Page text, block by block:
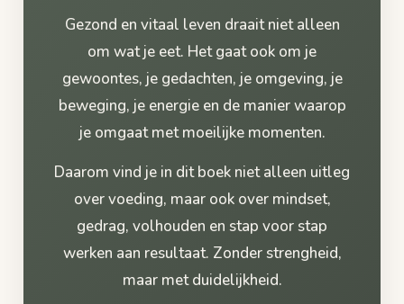
Gezond en vitaal leven draait niet alleen
om wat je eet. Het gaat ook om je
gewoontes, je gedachten, je omgeving, je
beweging, je energie en de manier waarop
je omgaat met moeilijke momenten.
Daarom vind je in dit boek niet alleen uitleg
over voeding, maar ook over mindset,
gedrag, volhouden en stap voor stap
werken aan resultaat. Zonder strengheid,
maar met duidelijkheid.